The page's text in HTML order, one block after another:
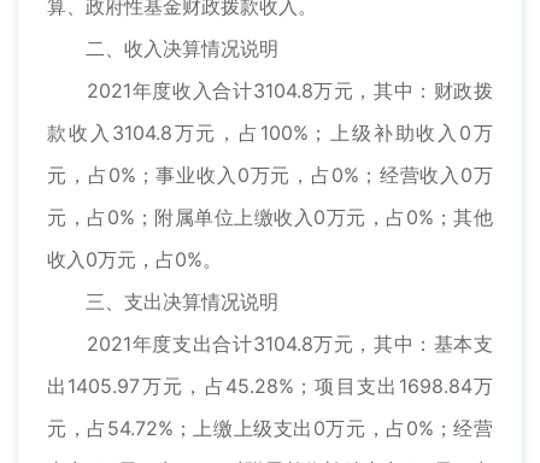
算、政府性基金财政拨款收入。
二、收入决算情况说明
2021年度收入合计3104.8万元，其中：财政拨
款收入3104.8万元，占100%；上级补助收入0万
元，占0%；事业收入0万元，占0%；经营收入0万
元，占0%；附属单位上缴收入0万元，占0%；其他
收入0万元，占0%。
三、支出决算情况说明
2021年度支出合计3104.8万元，其中：基本支
出1405.97万元，占45.28%；项目支出1698.84万
元，占54.72%；上缴上级支出0万元，占0%；经营